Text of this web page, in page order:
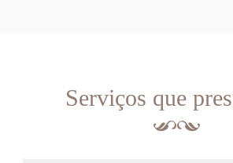
Serviços que